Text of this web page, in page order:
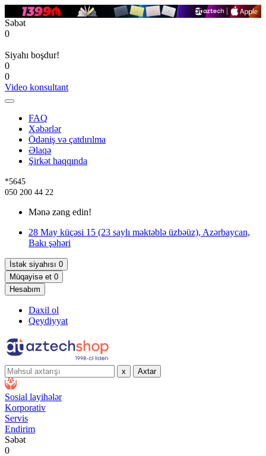
Səbət
0
Siyahı boşdur!
0
0
Video konsultant
FAQ
Xəbərlər
Ödəniş və çatdırılma
Əlaqə
Şirkət haqqında
*5645
050 200 44 22
Mənə zəng edin!
28 May küçəsi 15 (23 saylı məktəblə üzbəüz), Azərbaycan,
Bakı şəhəri
İstək siyahısı 0
Müqayisə et 0
Hesabım
Daxil ol
Qeydiyyat
x Axtar
Sosial layihələr
Korporativ
Servis
Endirim
Səbət
0